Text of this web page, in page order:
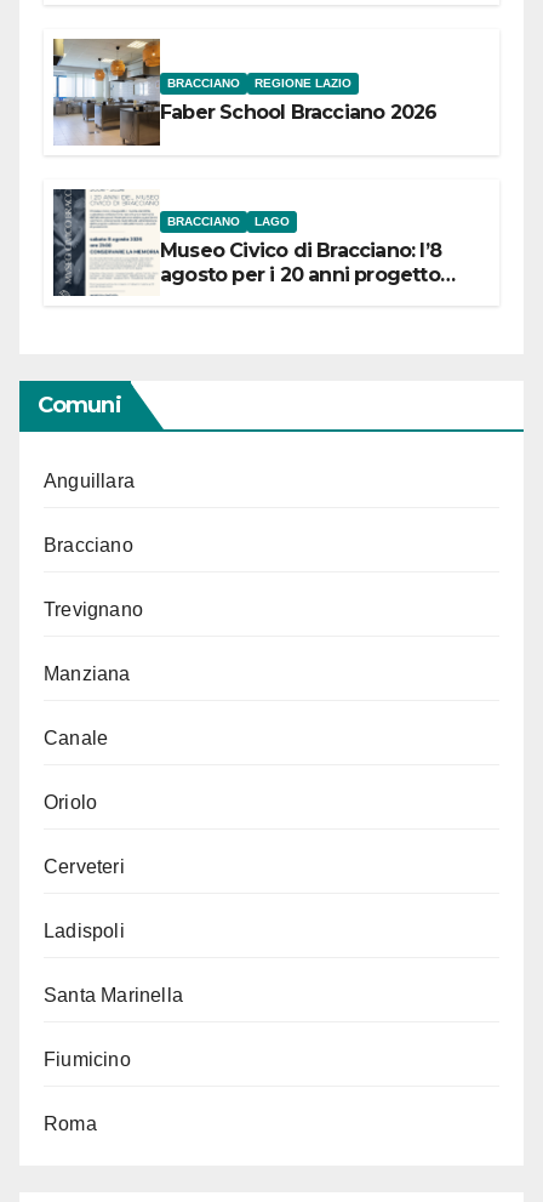
BRACCIANO REGIONE LAZIO
Faber School Bracciano 2026
BRACCIANO LAGO
Museo Civico di Bracciano: l’8
agosto per i 20 anni progetto
Comuni
Anguillara
Bracciano
Trevignano
Manziana
Canale
Oriolo
Cerveteri
Ladispoli
Santa Marinella
Fiumicino
Roma